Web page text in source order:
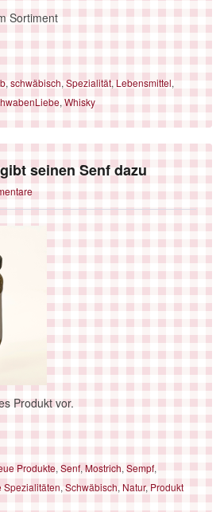
Sortiment
, schwäbisch,Spezialität,Lebensmittel,
,Whisky
seinen Senf dazu
Produkt vor.
Produkte, Senf,Mostrich, Sempf,
Spezialitäten,Schwäbisch, Natur,Produkt